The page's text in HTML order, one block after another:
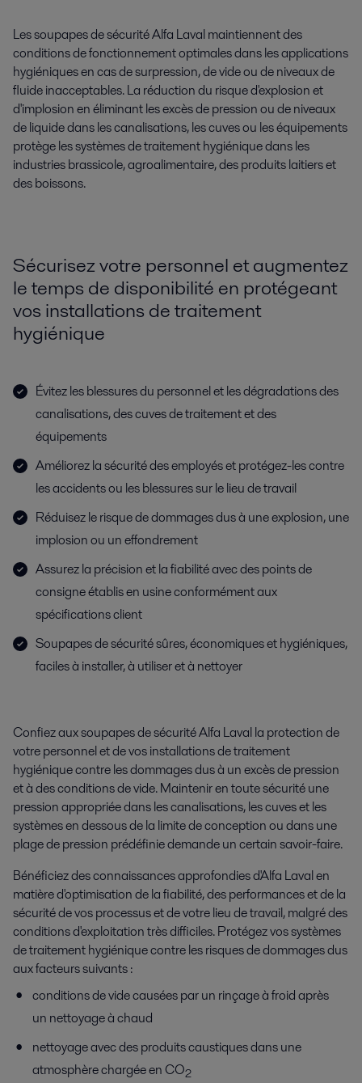
Les soupapes de sécurité Alfa Laval maintiennent des
conditions de fonctionnement optimales dans les applications
hygiéniques en cas de surpression, de vide ou de niveaux de
fluide inacceptables. La réduction du risque d'explosion et
d'implosion en éliminant les excès de pression ou de niveaux
de liquide dans les canalisations, les cuves ou les équipements
protège les systèmes de traitement hygiénique dans les
industries brassicole, agroalimentaire, des produits laitiers et
des boissons.
Sécurisez votre personnel et augmentez
le temps de disponibilité en protégeant
vos installations de traitement
hygiénique
Évitez les blessures du personnel et les dégradations des
canalisations, des cuves de traitement et des
équipements
Améliorez la sécurité des employés et protégez-les contre
les accidents ou les blessures sur le lieu de travail
Réduisez le risque de dommages dus à une explosion, une
implosion ou un effondrement
Assurez la précision et la fiabilité avec des points de
consigne établis en usine conformément aux
spécifications client
Soupapes de sécurité sûres, économiques et hygiéniques,
faciles à installer, à utiliser et à nettoyer
Confiez aux soupapes de sécurité Alfa Laval la protection de
votre personnel et de vos installations de traitement
hygiénique contre les dommages dus à un excès de pression
et à des conditions de vide. Maintenir en toute sécurité une
pression appropriée dans les canalisations, les cuves et les
systèmes en dessous de la limite de conception ou dans une
plage de pression prédéfinie demande un certain savoir-faire.
Bénéficiez des connaissances approfondies d'Alfa Laval en
matière d'optimisation de la fiabilité, des performances et de la
sécurité de vos processus et de votre lieu de travail, malgré des
conditions d'exploitation très difficiles. Protégez vos systèmes
de traitement hygiénique contre les risques de dommages dus
aux facteurs suivants :
conditions de vide causées par un rinçage à froid après
un nettoyage à chaud
nettoyage avec des produits caustiques dans une
atmosphère chargée en CO2